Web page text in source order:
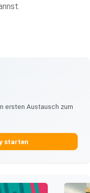
ersten Austausch zum
starten